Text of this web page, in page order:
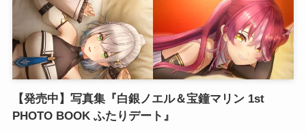
【発売中】写真集『白銀ノエル＆宝鐘マリン 1st
PHOTO BOOK ふたりデート』